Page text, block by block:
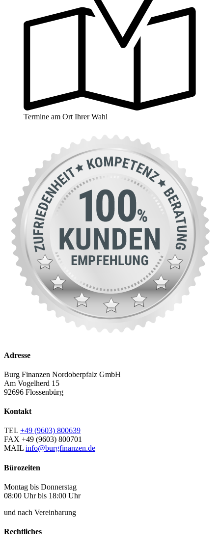
Termine am Ort Ihrer Wahl
Adresse
Burg Finanzen Nordoberpfalz GmbH
Am Vogelherd 15
92696 Flossenbürg
Kontakt
TEL +49 (9603) 800639
FAX +49 (9603) 800701
MAIL info@burgfinanzen.de
Bürozeiten
Montag bis Donnerstag
08:00 Uhr bis 18:00 Uhr
und nach Vereinbarung
Rechtliches